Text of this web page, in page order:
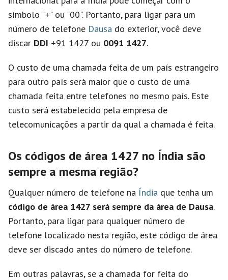
símbolo "+" ou "00". Portanto, para ligar para um
número de telefone Dausa do exterior, você deve
discar DDI +91 1427 ou 0091 1427.
O custo de uma chamada feita de um país estrangeiro
para outro país será maior que o custo de uma
chamada feita entre telefones no mesmo país. Este
custo será estabelecido pela empresa de
telecomunicações a partir da qual a chamada é feita.
Os códigos de área 1427 no Índia são
sempre a mesma região?
Qualquer número de telefone na Índia que tenha um
código de área 1427 será sempre da área de Dausa.
Portanto, para ligar para qualquer número de
telefone localizado nesta região, este código de área
deve ser discado antes do número de telefone.
Em outras palavras, se a chamada for feita do